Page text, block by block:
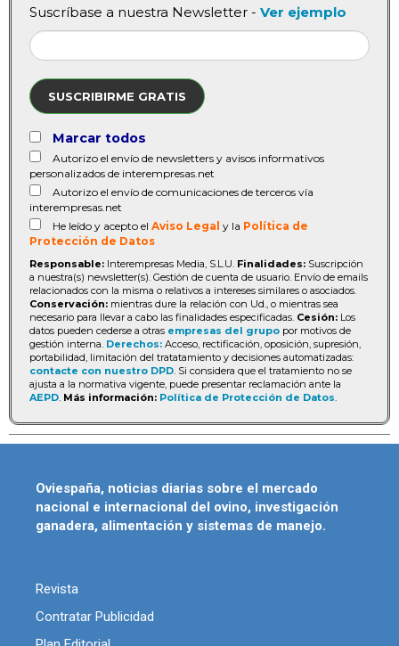
Suscríbase a nuestra Newsletter - Ver ejemplo
SUSCRIBIRME GRATIS
Marcar todos
Autorizo el envío de newsletters y avisos informativos
personalizados de interempresas.net
Autorizo el envío de comunicaciones de terceros vía
interempresas.net
He leído y acepto el Aviso Legal y la Política de
Protección de Datos
Responsable: Interempresas Media, S.L.U. Finalidades: Suscripción
a nuestra(s) newsletter(s). Gestión de cuenta de usuario. Envío de emails
relacionados con la misma o relativos a intereses similares o asociados.
Conservación: mientras dure la relación con Ud., o mientras sea
necesario para llevar a cabo las finalidades especificadas. Cesión: Los
datos pueden cederse a otras empresas del grupo por motivos de
gestión interna. Derechos: Acceso, rectificación, oposición, supresión,
portabilidad, limitación del tratatamiento y decisiones automatizadas:
contacte con nuestro DPD . Si considera que el tratamiento no se
ajusta a la normativa vigente, puede presentar reclamación ante la
AEPD Más información: Política de Protección de Datos
Oviespaña, noticias diarias sobre el mercado
nacional e internacional del ovino, investigación
ganadera, alimentación y sistemas de manejo.
Revista
Contratar Publicidad